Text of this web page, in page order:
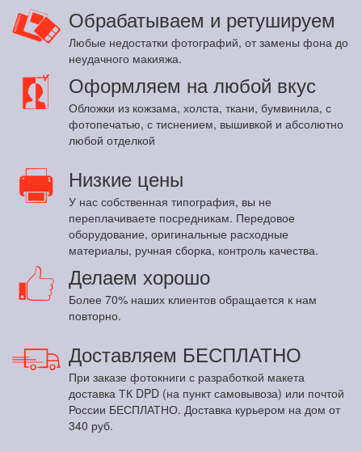
Обрабатываем и ретушируем
Любые недостатки фотографий, от замены фона до
неудачного макияжа.
Оформляем на любой вкус
Обложки из кожзама, холста, ткани, бумвинила, с
фотопечатью, с тиснением, вышивкой и абсолютно
любой отделкой
Низкие цены
У нас собственная типография, вы не
переплачиваете посредникам. Передовое
оборудование, оригинальные расходные
материалы, ручная сборка, контроль качества.
Делаем хорошо
Более 70% наших клиентов обращается к нам
повторно.
Доставляем БЕСПЛАТНО
При заказе фотокниги с разработкой макета
доставка ТК DPD (на пункт самовывоза) или почтой
России БЕСПЛАТНО. Доставка курьером на дом от
340 руб.